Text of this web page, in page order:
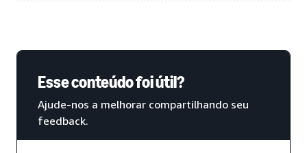
Esse conteúdo foi útil?
Ajude-nos a melhorar compartilhando seu
feedback.